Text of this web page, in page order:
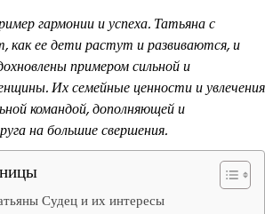
гармонии и успеха. Татьяна с
как ее дети растут и развиваются, и
примером сильной и
Их семейные ценности и увлечения
командой, дополняющей и
на большие свершения.
Судец и их интересы